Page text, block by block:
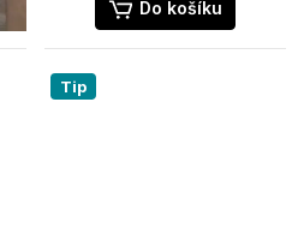
z
5
hvězdiček.
Do košíku
Tip